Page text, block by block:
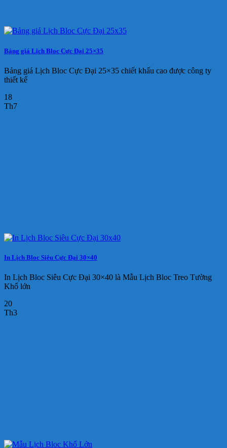
Bảng giá Lịch Bloc Cực Đại 25×35
Bảng giá Lịch Bloc Cực Đại 25×35 chiết khấu cao được công ty
thiết kế
18
Th7
In Lịch Bloc Siêu Cực Đại 30×40
In Lịch Bloc Siêu Cực Đại 30×40 là Mẫu Lịch Bloc Treo Tường
Khổ lớn
20
Th3